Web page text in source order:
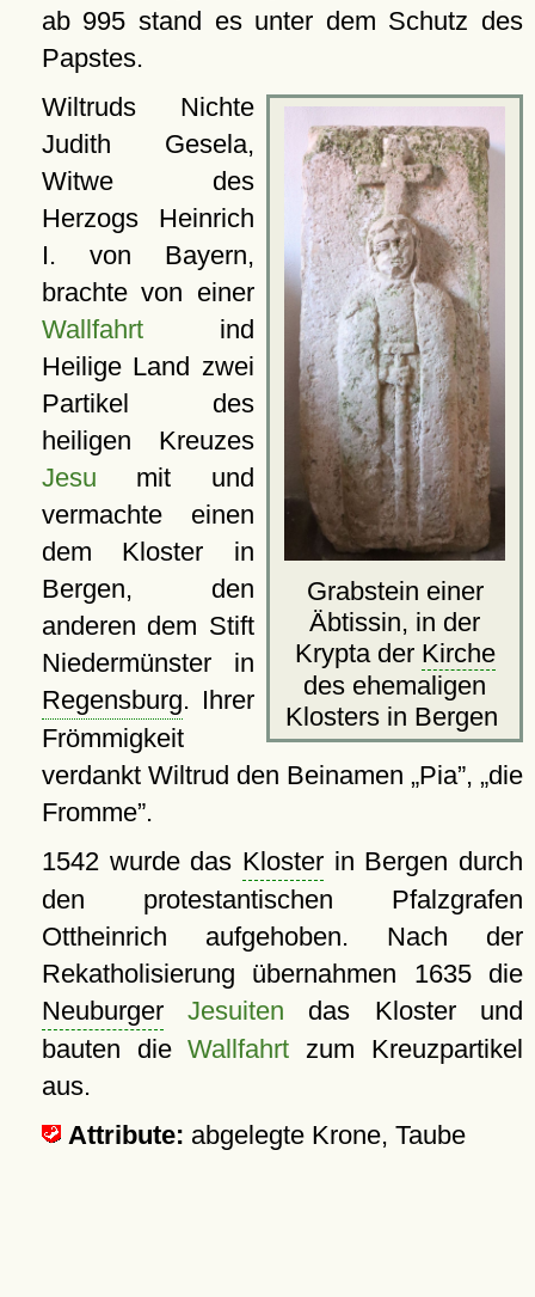
ab 995 stand es unter dem Schutz des
Papstes.
Grabstein einer
Äbtissin, in der
Krypta der Kirche
des ehemaligen
Klosters in Bergen
Wiltruds Nichte
Judith Gesela,
Witwe des
Herzogs Heinrich
I. von Bayern,
brachte von einer
Wallfahrtind
Heilige Land zwei
Partikel des
heiligen Kreuzes
Jesu mit und
vermachte einen
dem Kloster in
Bergen, den
anderen dem Stift
Niedermünster in
Regensburg. Ihrer
Frömmigkeit
verdankt Wiltrud den Beinamen Pia , die
Fromme .
1542 wurde das Klosterin Bergen durch
den protestantischen Pfalzgrafen
Ottheinrich aufgehoben. Nach der
Rekatholisierung übernahmen 1635 die
Neuburger
Jesuiten das Kloster und
bauten dieWallfahrt zum Kreuzpartikel
aus.
Attribute: abgelegte Krone, Taube